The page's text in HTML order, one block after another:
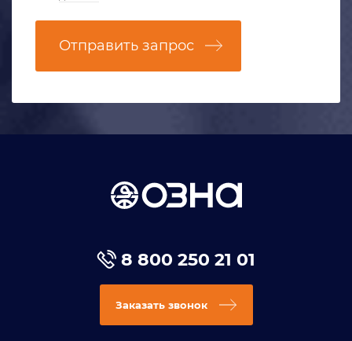
Отправить запрос
8 800 250 21 01
Заказать звонок